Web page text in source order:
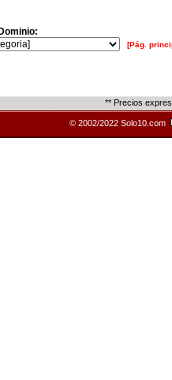
[Pág.
** Precios
© 2002/2022 Solo10.com